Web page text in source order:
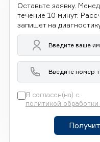
Оставьте заявку.
течение 10 минут.
запишет на
Я согласен(на) с
политикой